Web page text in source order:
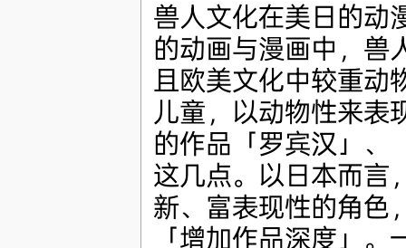
兽人文化在美日的动
的动画与漫画中，兽
且欧美文化中较重动
儿童，以动物性来表
的作品「罗宾汉」、
这几点。以日本而言
新、富表现性的角色
「增加作品深度」